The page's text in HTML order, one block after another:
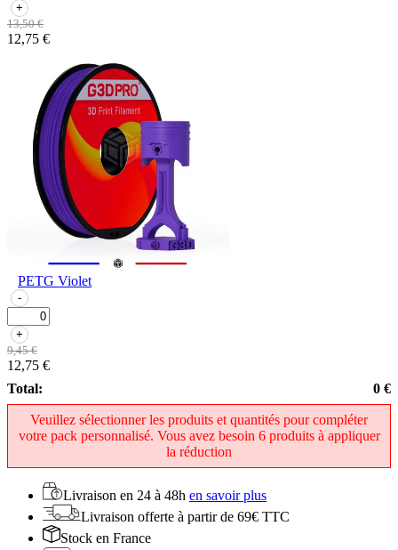
+
13,50 €
12,75 €
PETG Violet
-
+
9,45 €
12,75 €
Total:
0 €
Veuillez sélectionner les produits et quantités pour compléter
votre pack personnalisé. Vous avez besoin 6 produits à appliquer
la réduction
Livraison en 24 à 48h en savoir plus
Livraison offerte à partir de 69€ TTC
Stock en France